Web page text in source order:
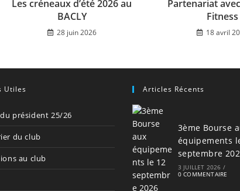
Les créneaux d’été 2026 au
BACLY
28 juin 2026
Partenariat
Fitness
18 avril
Utiles
président 25/26
du club
au club
Articles Récents
3ème Bourse
équipements
septembre
3 JUILLET 2026 /
0 COMMENTAIRE